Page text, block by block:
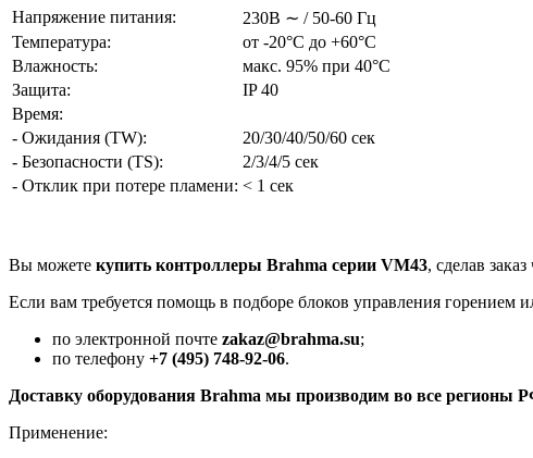
Напряжение питания:
230В ∼ / 50-60 Гц
Температура:
от -20°С до +60°С
Влажность:
макс. 95% при 40°С
Защита:
IP 40
Время:
- Ожидания (TW):
20/30/40/50/60 сек
- Безопасности (TS):
2/3/4/5 сек
- Отклик при потере пламени: < 1 сек
Вы можете купить контроллеры Brahma серии VM43, сделав
Если вам требуется помощь в подборе блоков управления горением
по электронной почте zakaz@brahma.su;
по телефону +7 (495) 748-92-06.
Доставку оборудования Brahma мы производим во все регионы
Применение: